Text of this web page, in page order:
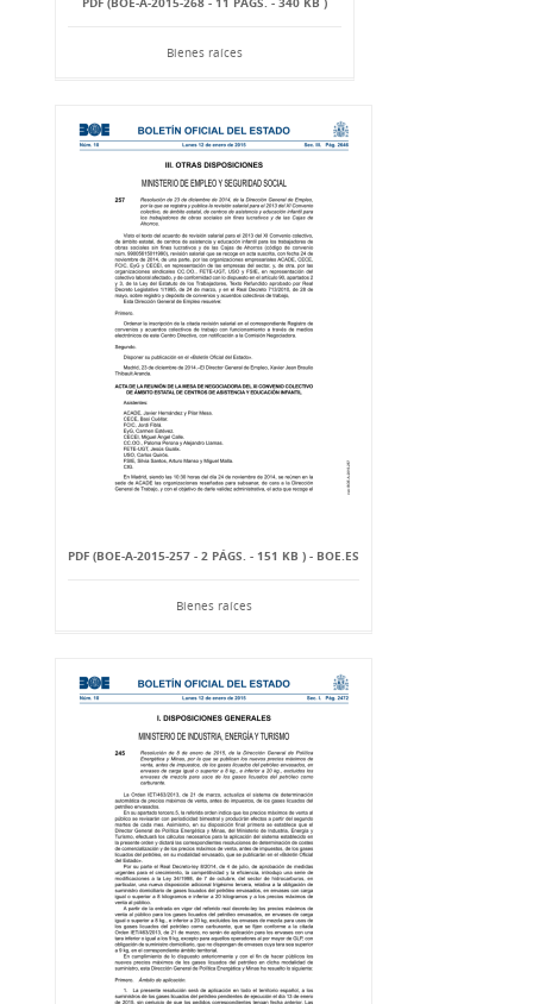
Bienes raíces
PDF (BOE-A-2015-257 - 2 PÁGS. - 151 KB ) - BOE.ES
Bienes raíces